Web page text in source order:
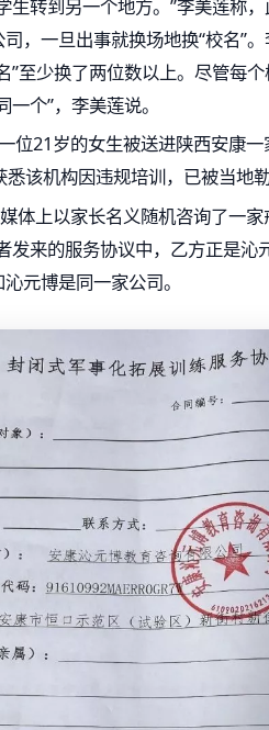
生转到另一个地方。”李美莲称
，一旦出事就换场地换“校名”
”至少换了两位数以上。尽管每
个”，李美莲说。
位21岁的女生被送进陕西安康
该机构因违规培训，已被当地
体上以家长名义随机咨询了一
发来的服务协议中，乙方正是沁
元博是同一家公司。